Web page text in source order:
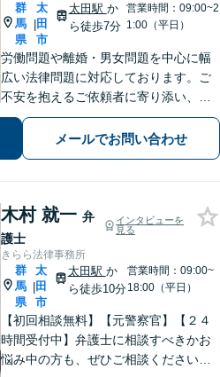
群
馬
県
|
太
田
市
太田駅 か
ら徒歩7分
営業時間：09:00~2
1:00（平日）
労働問題や離婚・男女問題を中心に幅
広い法律問題に対応しております。ご
不安を抱えるご依頼者に寄り添い、最
善の解決策を提案して、心の支えにな
れるよう尽力します。【初回相談無
料】まずは心のうちをお聞かせくださ
メールでお問い合わせ
木村 就一 弁
護士
インタビューを
見る
きらら法律事務所
群
馬
県
|
太
田
市
太田駅 か
ら徒歩10分
営業時間：09:00~
18:00（平日）
【初回相談無料】【元警察官】【２４
時間受付中】弁護士に相談すべきかお
悩み中の方も、ぜひご相談ください